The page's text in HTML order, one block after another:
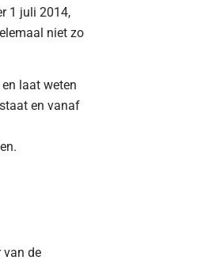
1 juli 2014,
niet zo
laat weten
en vanaf
van de